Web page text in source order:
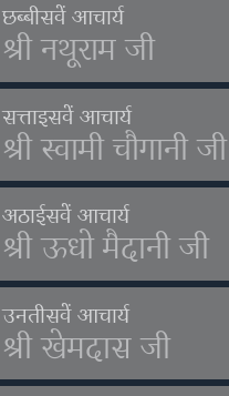
छब्बीसवें आचार्य
श्री नथूराम जी
सत्ताइसवें आचार्य
श्री स्वामी चौगानी जी
अठाईसवें आचार्य
श्री ऊधो मैदानी जी
उनतीसवें आचार्य
श्री खेमदास जी